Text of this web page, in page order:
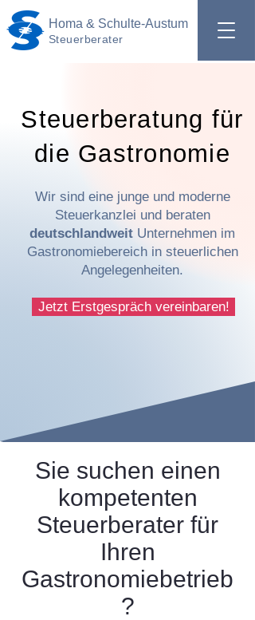
Homa & Schulte-Austum
Steuerberater
Steuerberatung für
die Gastronomie
Wir sind eine junge und moderne
Steuerkanzlei und beraten
deutschlandweit Unternehmen im
Gastronomiebereich in steuerlichen
Angelegenheiten.
Jetzt Erstgespräch vereinbaren!
Sie suchen einen
kompetenten
Steuerberater für
Ihren
Gastronomiebetrieb
?